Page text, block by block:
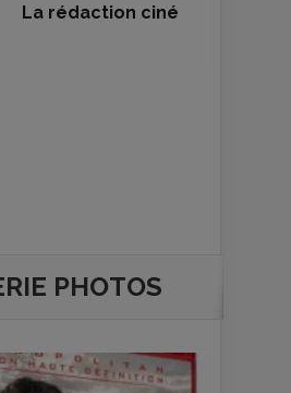
La rédaction ciné
PHOTOS